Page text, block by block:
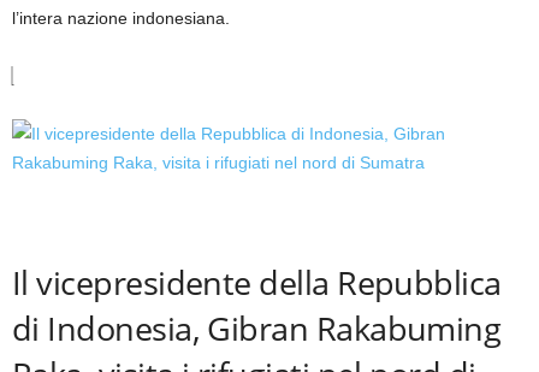
l’intera nazione indonesiana.
Il vicepresidente della Repubblica
di Indonesia, Gibran Rakabuming